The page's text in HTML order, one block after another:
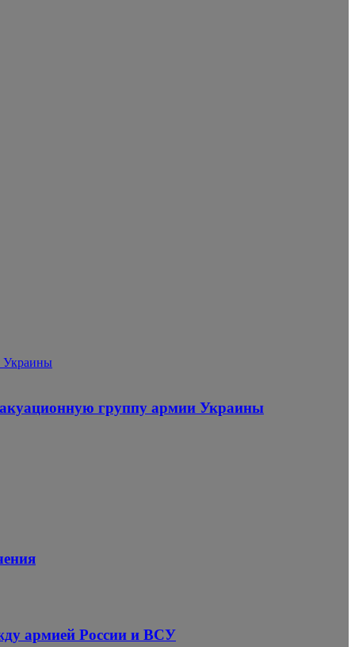
Украины
группу армии Украины
армией России и ВСУ